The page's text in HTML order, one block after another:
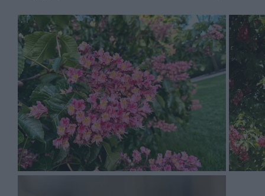
Jej miejsce pochodzenia to Francja, a w polskich
Podstawowymi walorami kasztanowca różowego są
różowy jest niejadalna.
Kasztanowiec różowy rośnie rocznie od 30 do 60 cm
kasztanowca różowego jest wyprostowany, rozłożysty,
Kasztanowiec różowy ma kwiaty w kolorach takich
Kasztanowiec różowy to roślina, którą sadzimy w
półzacienione, a sama uprawa jest łatwa. Idealny